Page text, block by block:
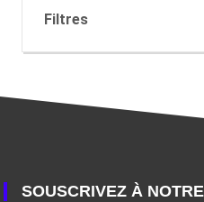
Filtres
SOUSCRIVEZ À